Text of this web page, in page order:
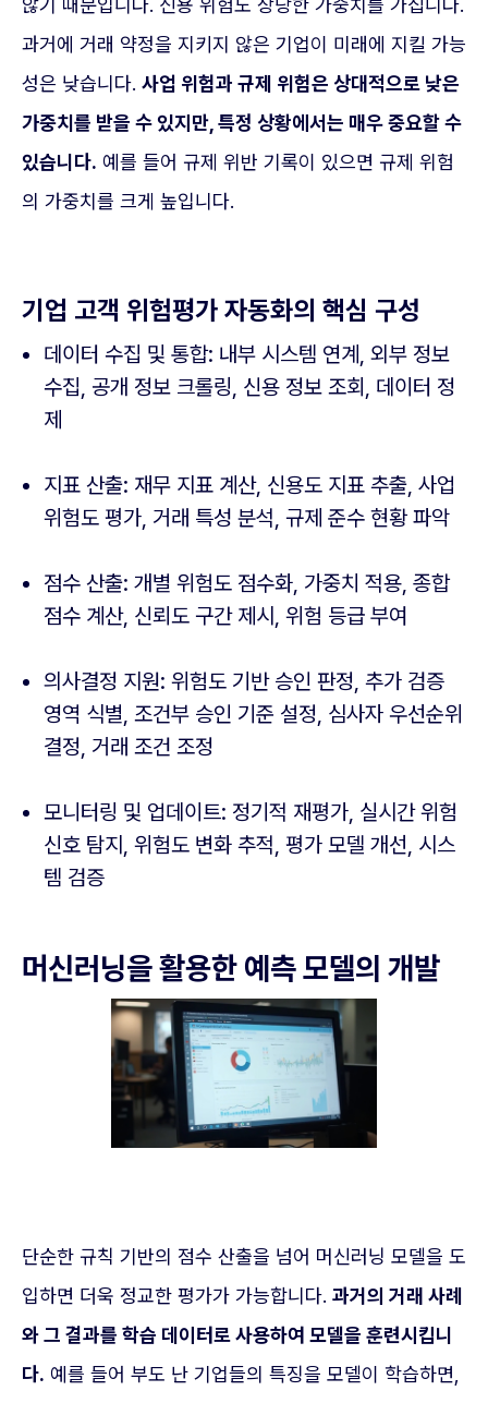
않기 때문입니다. 신용 위험도 상당한 가중치를 가집니다.
과거에 거래 약정을 지키지 않은 기업이 미래에 지킬 가능
성은 낮습니다. 사업 위험과 규제 위험은 상대적으로 낮은
가중치를 받을 수 있지만, 특정 상황에서는 매우 중요할 수
있습니다. 예를 들어 규제 위반 기록이 있으면 규제 위험
의 가중치를 크게 높입니다.
기업 고객 위험평가 자동화의 핵심 구성
데이터 수집 및 통합: 내부 시스템 연계, 외부 정보
수집, 공개 정보 크롤링, 신용 정보 조회, 데이터 정
제
지표 산출: 재무 지표 계산, 신용도 지표 추출, 사업
위험도 평가, 거래 특성 분석, 규제 준수 현황 파악
점수 산출: 개별 위험도 점수화, 가중치 적용, 종합
점수 계산, 신뢰도 구간 제시, 위험 등급 부여
의사결정 지원: 위험도 기반 승인 판정, 추가 검증
영역 식별, 조건부 승인 기준 설정, 심사자 우선순위
결정, 거래 조건 조정
모니터링 및 업데이트: 정기적 재평가, 실시간 위험
신호 탐지, 위험도 변화 추적, 평가 모델 개선, 시스
템 검증
머신러닝을 활용한 예측 모델의 개발
단순한 규칙 기반의 점수 산출을 넘어 머신러닝 모델을 도
입하면 더욱 정교한 평가가 가능합니다. 과거의 거래 사례
와 그 결과를 학습 데이터로 사용하여 모델을 훈련시킵니
다. 예를 들어 부도 난 기업들의 특징을 모델이 학습하면,